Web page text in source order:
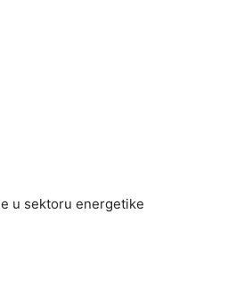
u sektoru energetike